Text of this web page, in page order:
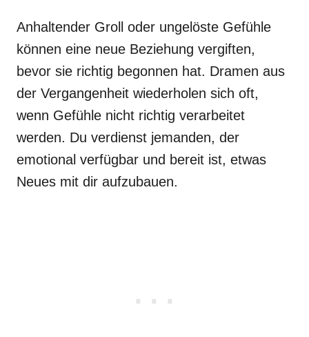
Anhaltender Groll oder ungelöste Gefühle
können eine neue Beziehung vergiften,
bevor sie richtig begonnen hat. Dramen aus
der Vergangenheit wiederholen sich oft,
wenn Gefühle nicht richtig verarbeitet
werden. Du verdienst jemanden, der
emotional verfügbar und bereit ist, etwas
Neues mit dir aufzubauen.